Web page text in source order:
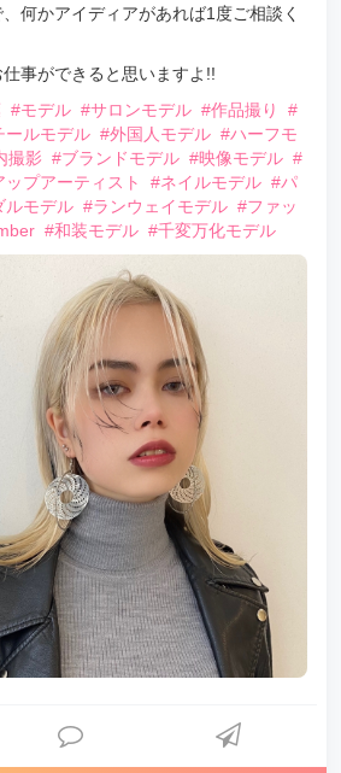
何かアイディアがあれば1度ご相談く
事ができると思いますよ!!
#モデル #サロンモデル #作品撮り
#
ールモデル #外国人モデル #ハーフモ
撮影 #ブランドモデル #映像モデル #
ップアーティスト #ネイルモデル #パ
ルモデル #ランウェイモデル #ファッ
#和装モデル #千変万化モデル